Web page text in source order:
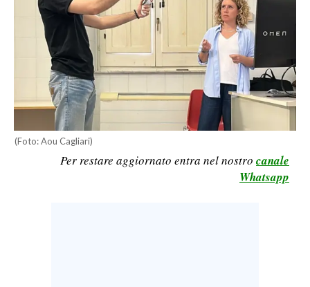
CALCIO
CALCIO REGIONALE
MOTORI
ALTRI SPORT
(Foto: Aou Cagliari)
Per restare aggiornato entra nel nostro canale
Whatsapp